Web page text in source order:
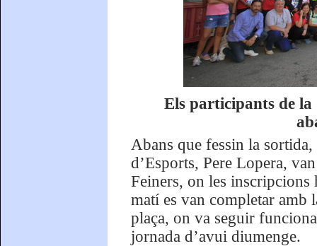
Els participants de
Abans que fessin la
d’Esports, Pere Lopera,
Feiners, on les inscripcions
matí es van completar amb
plaça, on va seguir
jornada d’avui diumenge.